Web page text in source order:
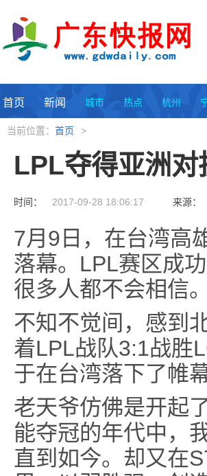
首页 新闻 城市 热点 杭州
当前位置： 首页 >
LPL夺得亚洲
时间： 2017-09-28 18:06:17 来源：
7月9日，在台湾高
落幕。LPL赛区成
很多人都不会相信
不知不觉间，感到
着LPL战队3:1战胜
于在台湾落下了帷幕
老天爷仿佛是开起
能夺冠的年代中，
直到如今。却又在